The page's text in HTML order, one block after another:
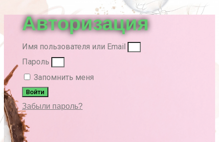
Авторизация
Имя пользователя или Email
Пароль
Запомнить меня
Войти
Забыли пароль?